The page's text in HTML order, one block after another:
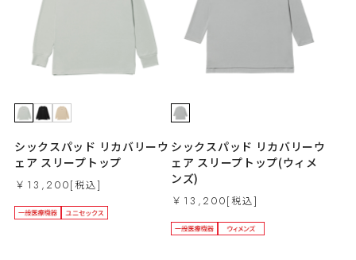
シックスパッド リカバリーウ
ェア スリープトップ
￥13,200
シックスパッド リカバリーウ
ェア スリープトップ(ウィメ
ンズ)
￥13,200